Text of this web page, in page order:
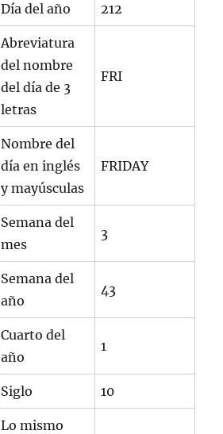
Día del año 212
Abreviatura
del nombre
del día de 3
letras
FRI
Nombre del
día en inglés
y mayúsculas
FRIDAY
Semana del
mes
3
Semana del
año
43
Cuarto del
año
1
Siglo 10
Lo mismo